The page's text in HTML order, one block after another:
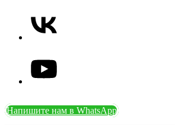
Напишите нам в WhatsApp